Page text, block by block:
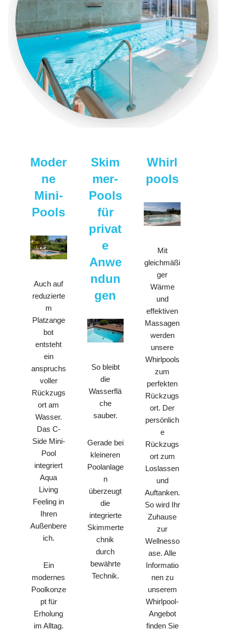
Moder
ne
Mini-
Pools
Auch auf
reduzierte
m
Platzange
bot
entsteht
ein
anspruchs
voller
Rückzugs
ort am
Wasser.
Das C-
Side Mini-
Pool
integriert
Aqua
Living
Feeling in
Ihren
Außenbere
ich.
Ein
modernes
Poolkonze
pt für
Erholung
im Alltag.
Skim
mer-
Pools
für
privat
e
Anwe
ndun
gen
So bleibt
die
Wasserflä
che
sauber.
Gerade bei
kleineren
Poolanlage
n
überzeugt
die
integrierte
Skimmerte
chnik
durch
bewährte
Technik.
Whirl
pools
Mit
gleichmäßi
ger
Wärme
und
effektiven
Massagen
werden
unsere
Whirlpools
zum
perfekten
Rückzugs
ort. Der
persönlich
e
Rückzugs
ort zum
Loslassen
und
Auftanken.
So wird Ihr
Zuhause
zur
Wellnesso
ase. Alle
Informatio
nen zu
unserem
Whirlpool-
Angebot
finden Sie